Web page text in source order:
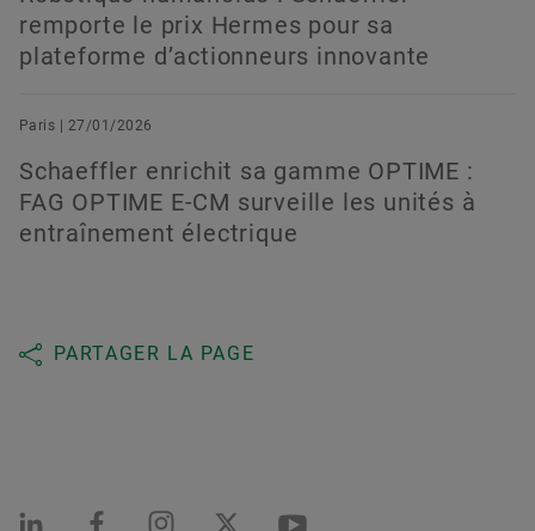
remporte le prix Hermes pour sa
plateforme d’actionneurs innovante
Paris | 27/01/2026
Schaeffler enrichit sa gamme OPTIME :
FAG OPTIME E-CM surveille les unités à
entraînement électrique
PARTAGER LA PAGE